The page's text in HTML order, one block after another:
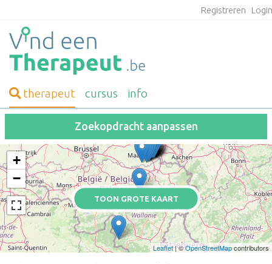
Registreren
therapeut cursus info
Zoekopdracht aanpassen
TOON GROTE KAART
+
−
Leaflet| ©OpenStreetMapcontributors